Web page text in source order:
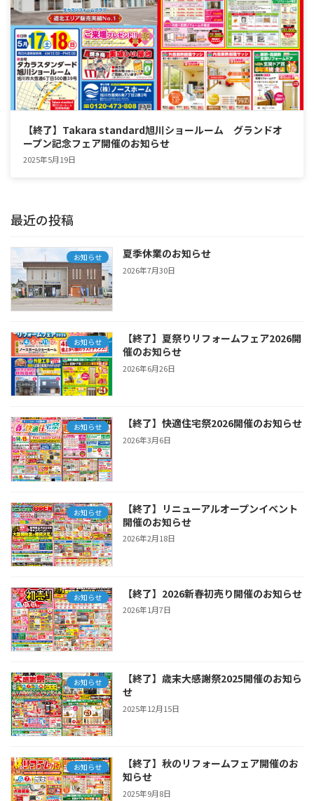
【終了】Takara standard旭川ショールーム グランドオ
ープン記念フェア開催のお知らせ
2025年5月19日
最近の投稿
お知らせ 夏季休業のお知らせ
2026年7月30日
お知らせ
【終了】夏祭りリフォームフェア2026開
催のお知らせ
2026年6月26日
お知らせ 【終了】快適住宅祭2026開催のお知らせ
2026年3月6日
お知らせ
【終了】リニューアルオープンイベント
開催のお知らせ
2026年2月18日
お知らせ 【終了】2026新春初売り開催のお知らせ
2026年1月7日
お知らせ
【終了】歳末大感謝祭2025開催のお知ら
せ
2025年12月15日
お知らせ
【終了】秋のリフォームフェア開催のお
知らせ
2025年9月8日